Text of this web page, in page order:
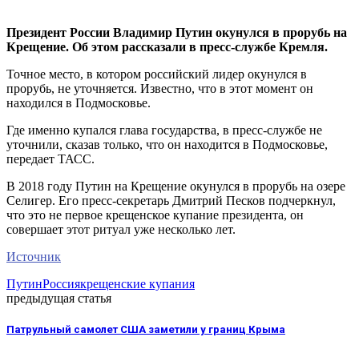
Президент России Владимир Путин окунулся в прорубь на
Крещение. Об этом рассказали в пресс-службе Кремля.
Точное место, в котором российский лидер окунулся в
прорубь, не уточняется. Известно, что в этот момент он
находился в Подмосковье.
Где именно купался глава государства, в пресс-службе не
уточнили, сказав только, что он находится в Подмосковье,
передает ТАСС.
В 2018 году Путин на Крещение окунулся в прорубь на озере
Селигер. Его пресс-секретарь Дмитрий Песков подчеркнул,
что это не первое крещенское купание президента, он
совершает этот ритуал уже несколько лет.
Источник
ПутинРоссиякрещенские купания
предыдущая статья
Патрульный самолет США заметили у границ Крыма